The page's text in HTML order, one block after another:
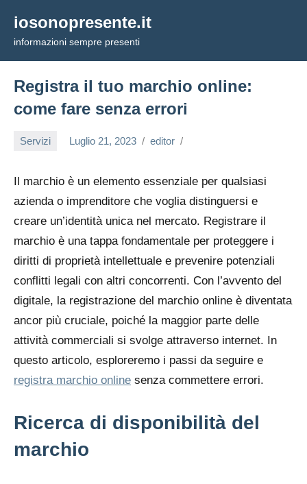
contenuto
iosonopresente.it
informazioni sempre presenti
Registra il tuo marchio online:
come fare senza errori
Servizi Luglio 21, 2023 editor
Il marchio è un elemento essenziale per qualsiasi
azienda o imprenditore che voglia distinguersi e
creare un’identità unica nel mercato. Registrare il
marchio è una tappa fondamentale per proteggere i
diritti di proprietà intellettuale e prevenire potenziali
conflitti legali con altri concorrenti. Con l’avvento del
digitale, la registrazione del marchio online è diventata
ancor più cruciale, poiché la maggior parte delle
attività commerciali si svolge attraverso internet. In
questo articolo, esploreremo i passi da seguire e
registra marchio online senza commettere errori.
Ricerca di disponibilità del
marchio